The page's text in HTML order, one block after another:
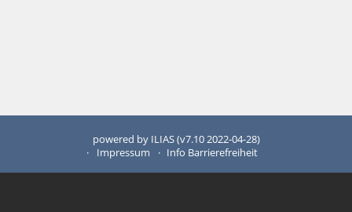
powered by ILIAS (v7.10 2022-04-28)
Impressum
Info Barrierefreiheit